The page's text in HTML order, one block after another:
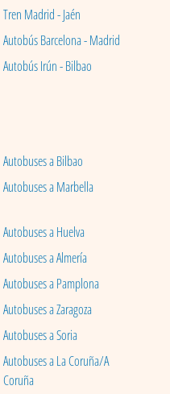
Tren Madrid - Jaén
Autobús Barcelona - Madrid
Autobús Irún - Bilbao
Autobuses a Bilbao
Autobuses a Marbella
Autobuses a Huelva
Autobuses a Almería
Autobuses a Pamplona
Autobuses a Zaragoza
Autobuses a Soria
Autobuses a La Coruña/A
Coruña